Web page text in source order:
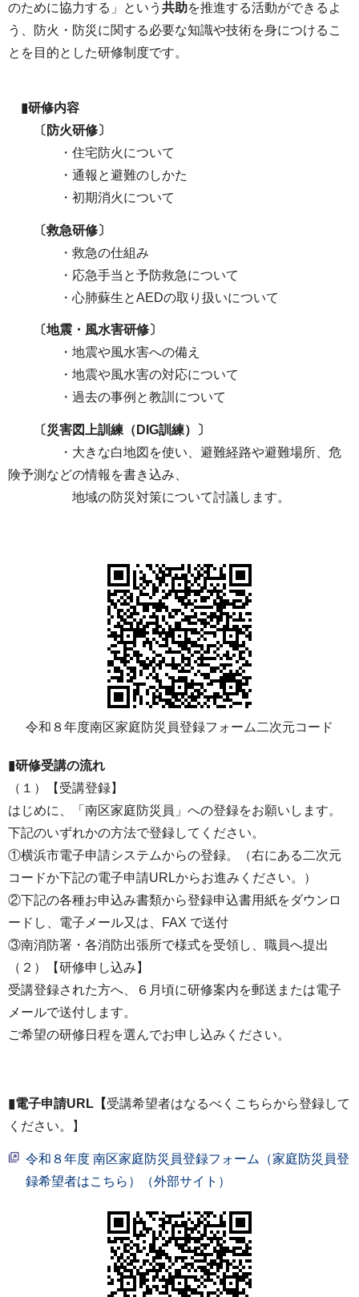
のために協力する」という 共助を推進する活動ができるよ
う、防火・防災に関する必要な知識や技術を身につけるこ
とを目的とした研修制度です。
▮研修内容
〔防火研修〕
・住宅防火について
・通報と避難のしかた
・初期消火について
〔救急研修〕
・救急の仕組み
・応急手当と予防救急について
・心肺蘇生とAEDの取り扱いについて
〔地震・風水害研修〕
・地震や風水害への備え
・地震や風水害の対応について
・過去の事例と教訓について
〔災害図上訓練（DIG訓練）〕
・大きな白地図を使い、避難経路や避難場所、危
険予測などの情報を書き込み、
地域の防災対策について討議します。
令和８年度南区家庭防災員登録フォーム二次元コード
▮研修受講の流れ
（１）【受講登録】
はじめに、「南区家庭防災員」への登録をお願いします。
下記のいずれかの方法で登録してください。
①横浜市電子申請システムからの登録。（右にある二次元
コードか下記の電子申請URLからお進みください。）
②下記の各種お申込み書類から登録申込書用紙をダウンロ
ードし、電子メール又は、FAX で送付
③南消防署・各消防出張所で様式を受領し、職員へ提出
（２）【研修申し込み】
受講登録された方へ、６月頃に研修案内を郵送または電子
メールで送付します。
ご希望の研修日程を選んでお申し込みください。
▮電子申請URL【受講希望者はなるべくこちらから登録して
ください。】
令和８年度 南区家庭防災員登録フォーム（家庭防災員登
録希望者はこちら）（外部サイト）